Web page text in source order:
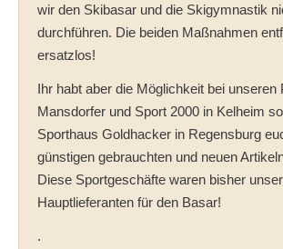
wir den Skibasar und die Skigymnastik
durchführen. Die beiden Maßnahmen
ersatzlos!
Ihr habt aber die Möglichkeit bei unseren
Mansdorfer und Sport 2000 in Kelheim
Sporthaus Goldhacker in Regensburg
günstigen gebrauchten und neuen
Diese Sportgeschäfte waren bisher
Hauptlieferanten für den Basar!
.